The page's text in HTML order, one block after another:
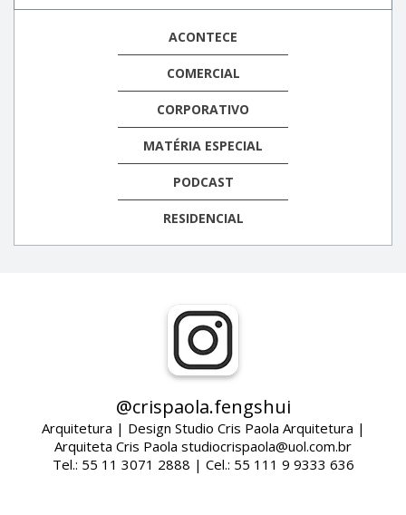
ACONTECE
COMERCIAL
CORPORATIVO
MATÉRIA ESPECIAL
PODCAST
RESIDENCIAL
@crispaola.fengshui
Arquitetura | Design Studio Cris Paola Arquitetura |
Arquiteta Cris Paola studiocrispaola@uol.com.br
Tel.: 55 11 3071 2888 | Cel.: 55 111 9 9333 636